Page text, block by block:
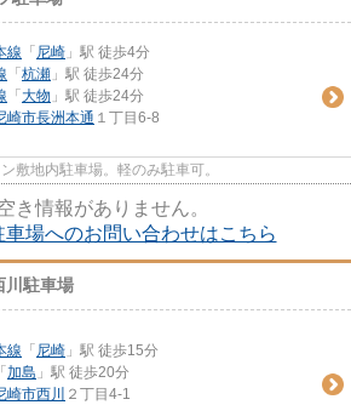
線 「 尼崎 」駅 徒歩4分
「 杭瀬 」駅 徒歩24分
「 大物 」駅 徒歩24分
崎市長洲本通 １丁目6-8
敷地内駐車場。軽のみ駐車可。
き情報がありません。
車場へのお問い合わせはこちら
川駐車場
線 「 尼崎 」駅 徒歩15分
「 加島 」駅 徒歩20分
崎市西川 ２丁目4-1